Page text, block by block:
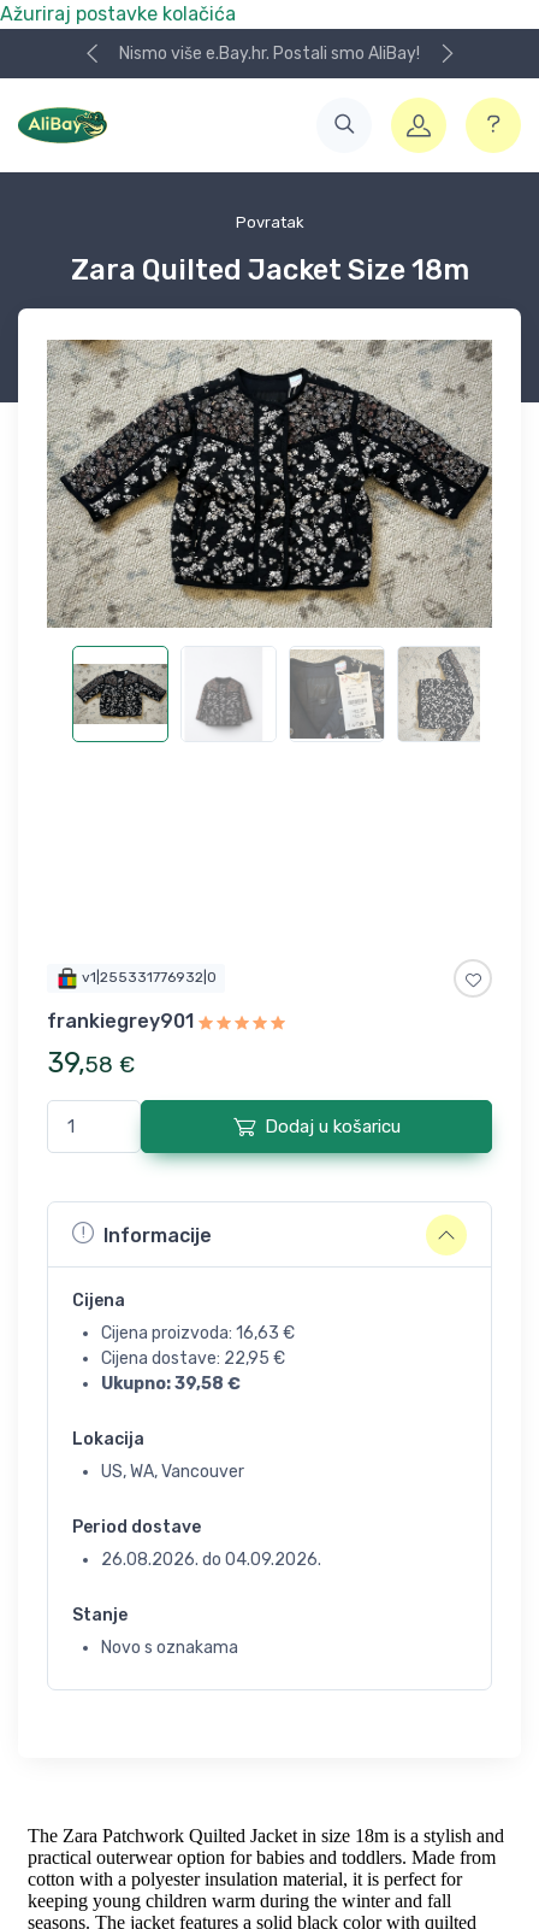
Ažuriraj postavke kolačića
Nismo više e.Bay.hr. Postali smo AliBay!
Povratak
Zara Quilted Jacket Size 18m
v1|255331776932|0
frankiegrey901
39,58 €
Dodaj u košaricu
Informacije
Cijena
Cijena proizvoda: 16,63 €
Cijena dostave: 22,95 €
Ukupno:39,58 €
Lokacija
US, WA, Vancouver
Period dostave
26.08.2026. do 04.09.2026.
Stanje
Novo s oznakama